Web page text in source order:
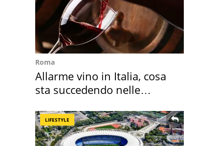
Roma
Allarme vino in Italia, cosa
sta succedendo nelle
LIFESTYLE